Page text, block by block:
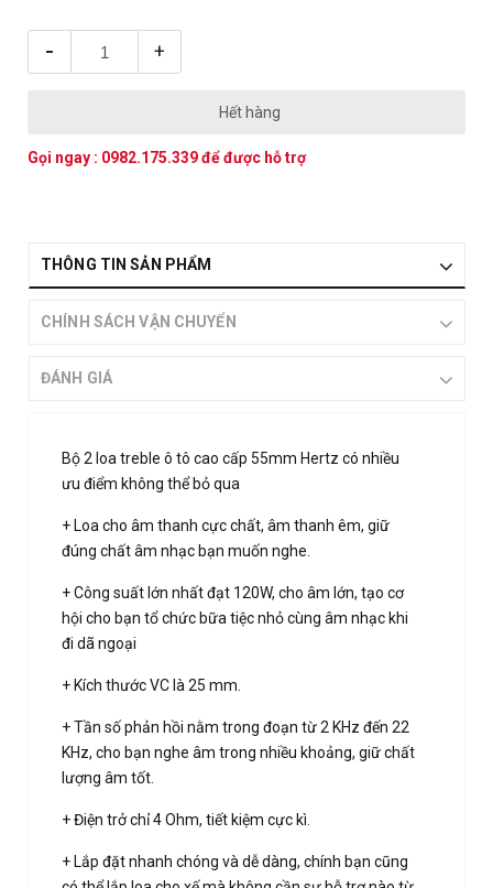
- +
Hết hàng
Gọi ngay : 0982.175.339để được hỗ trợ
THÔNG TIN SẢN PHẨM
CHÍNH SÁCH VẬN CHUYỂN
ĐÁNH GIÁ
Bộ 2 loa treble ô tô cao cấp 55mm Hertz có nhiều
ưu điểm không thể bỏ qua
+ Loa cho âm thanh cực chất, âm thanh êm, giữ
đúng chất âm nhạc bạn muốn nghe.
+ Công suất lớn nhất đạt 120W, cho âm lớn, tạo cơ
hội cho bạn tổ chức bữa tiệc nhỏ cùng âm nhạc khi
đi dã ngoại
+ Kích thước VC là 25 mm.
+ Tần số phản hồi nằm trong đoạn từ 2 KHz đến 22
KHz, cho bạn nghe âm trong nhiều khoảng, giữ chất
lượng âm tốt.
+ Điện trở chỉ 4 Ohm, tiết kiệm cực kì.
+ Lắp đặt nhanh chóng và dễ dàng, chính bạn cũng